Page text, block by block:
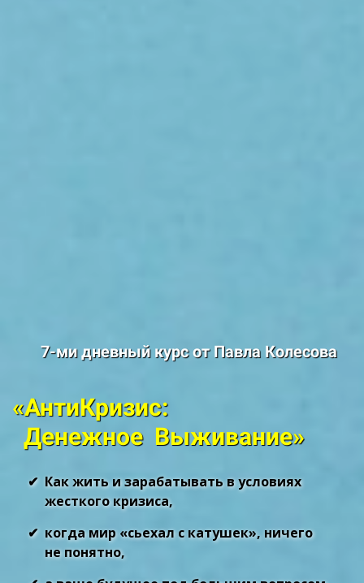
7-ми дневный курс от Павла Колесова
«АнтиКризис:
Денежное Выживание»
Как жить и зарабатывать в условиях
жесткого кризиса,
когда мир «сьехал с катушек», ничего
не понятно,